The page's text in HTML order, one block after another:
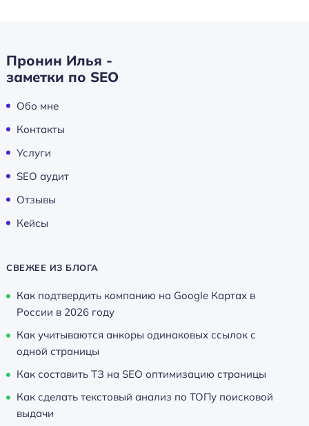
Пронин Илья -
заметки по SEO
Обо мне
Контакты
Услуги
SEO аудит
Отзывы
Кейсы
СВЕЖЕЕ ИЗ БЛОГА
Как подтвердить компанию на Google Картах в
России в 2026 году
Как учитываются анкоры одинаковых ссылок с
одной страницы
Как составить ТЗ на SEO оптимизацию страницы
Как сделать текстовый анализ по ТОПу поисковой
выдачи